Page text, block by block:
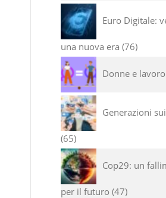
Euro Digitale:
una nuova era 76
Donne e lavoro
Generazioni
65
Cop29: un
per il futuro 47